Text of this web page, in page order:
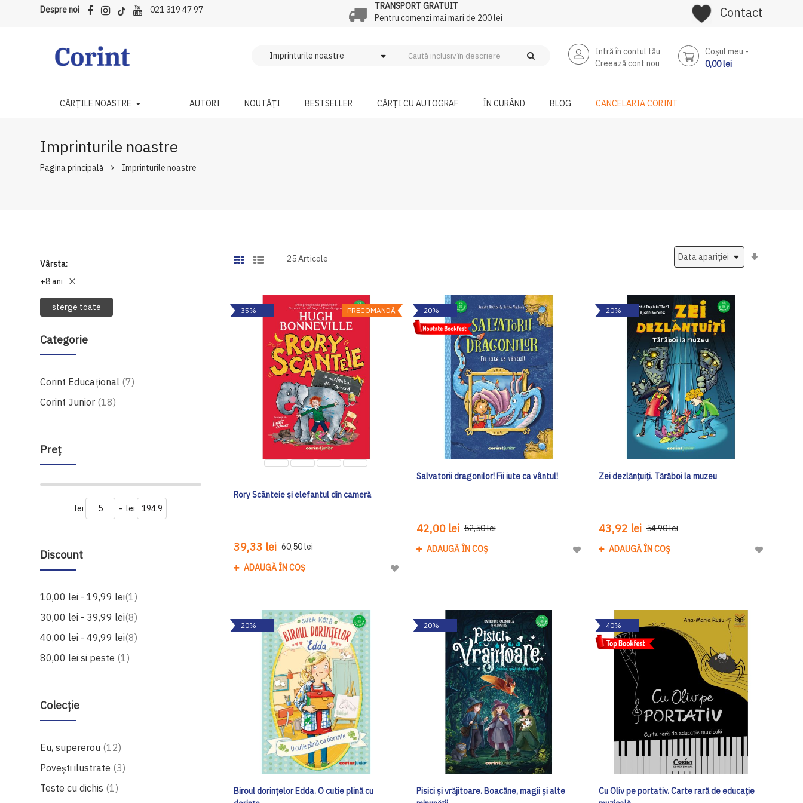
Despre noi 021 319 47 97
TRANSPORT GRATUIT
Pentru comenzi mai mari de 200 lei
Contact
Intră în contul tău
Creează cont nou
Coşul meu
0,00 lei
CĂRȚILE NOASTRE AUTORI NOUTĂȚI BESTSELLER CĂRȚI CU AUTOGRAF ÎN CURÂND BLOG CANCELARIA CORINT
Imprinturile noastre
Pagina principală Imprinturile noastre
Vârsta
+8 ani
sterge toate
Categorie
Corint Educațional 7produse
Corint Junior 18produse
Preţ
lei - lei
Discount
10,00 lei -19,99 lei 1produs
30,00 lei - 39,99 lei 8produse
40,00 lei -49,99 lei 8produse
80,00 lei si peste 1produs
Colecție
Eu, supererou 12produse
Povești ilustrate 3produse
Teste cu dichis 1produs
25Articole
PRECOMANDĂ
-35%
Rory Scânteie și elefantul din cameră
39,33 lei 60,50 lei
ADAUGĂ ÎN COȘ
Adaugă
Dorinte
-20%
Salvatorii dragonilor! Fii iute ca vântul!
42,00 lei 52,50 lei
ADAUGĂ ÎN COȘ
Adaugă
-20%
Zei dezlănțuiți. Tărăboi la muzeu
43,92 lei 54,90 lei
ADAUGĂ ÎN COȘ
Adaugă
-20%
Biroul dorințelor Edda. O cutie plină cu
-20%
Pisici și vrăjitoare. Boacăne, magii și alte
-40%
Cu Oliv pe portativ. Carte rară de educație